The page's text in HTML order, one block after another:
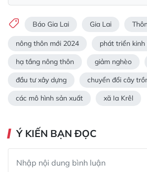
Báo Gia Lai Gia Lai
nông thôn mới 2024 phát triển kinh
hạ tầng nông thôn giảm nghèo
đầu tư xây dựng chuyển đổi cây
các mô hình sản xuất xã Ia Krêl
Ý KIẾN BẠN ĐỌC